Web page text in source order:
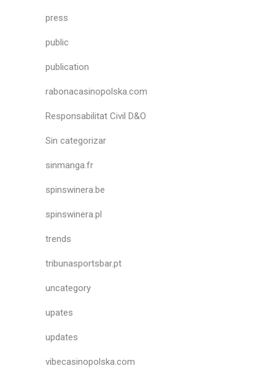
press
public
publication
rabonacasinopolska.com
Responsabilitat Civil D&O
Sin categorizar
sinmanga.fr
spinswinera.be
spinswinera.pl
trends
tribunasportsbar.pt
uncategory
upates
updates
vibecasinopolska.com